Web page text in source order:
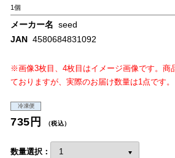
1個
メーカー名 seed
JAN 4580684831092
※画像3枚目、4枚目はイメージ画像です。商
ておりますが、実際のお届け数量は1点です。
冷凍便
735円 （税込）
数量選択：